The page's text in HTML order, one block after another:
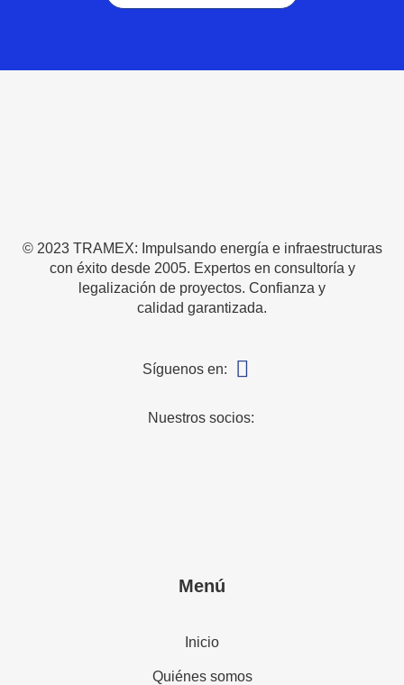
© 2023 TRAMEX: Impulsando energía e infraestructuras
con éxito desde 2005. Expertos en consultoría y
legalización de proyectos. Confianza y
calidad garantizada.
Síguenos en:
Nuestros socios:
Menú
Inicio
Quiénes somos